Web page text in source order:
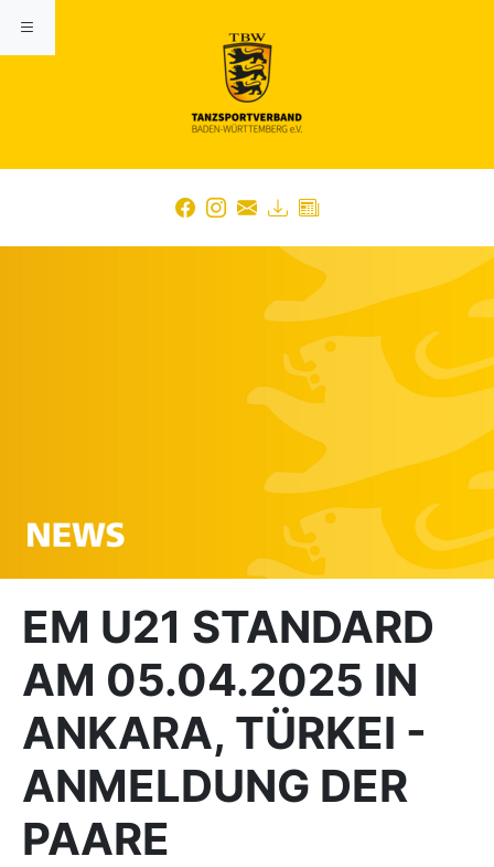
EM U21 STANDARD
AM 05.04.2025 IN
ANKARA, TÜRKEI -
ANMELDUNG DER
PAARE